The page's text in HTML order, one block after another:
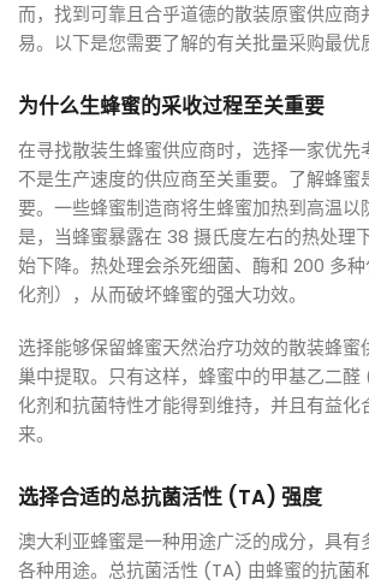
而，找到可靠且合乎道德的散装原蜜供应商
易。以下是您需要了解的有关批量采购最优
为什么生蜂蜜的采收过程至关重要
在寻找散装生蜂蜜供应商时，选择一家优先
不是生产速度的供应商至关重要。了解蜂蜜
要。一些蜂蜜制造商将生蜂蜜加热到高温以
是，当蜂蜜暴露在 38 摄氏度左右的热处理
始下降。热处理会杀死细菌、酶和 200 多
化剂），从而破坏蜂蜜的强大功效。
选择能够保留蜂蜜天然治疗功效的散装蜂蜜
巢中提取。只有这样，蜂蜜中的甲基乙二
化剂和抗菌特性才能得到维持，并且有益化
来。
选择合适的总抗菌活性 (TA) 强度
澳大利亚蜂蜜是一种用途广泛的成分，具有
各种用途。总抗菌活性 (TA) 由蜂蜜的抗菌